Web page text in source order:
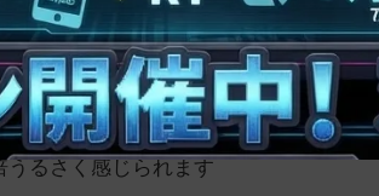
負けた時のため息、味方への指
けやすい高音が出やすい
や生活音で気にならない声が、深
るさく感じられます